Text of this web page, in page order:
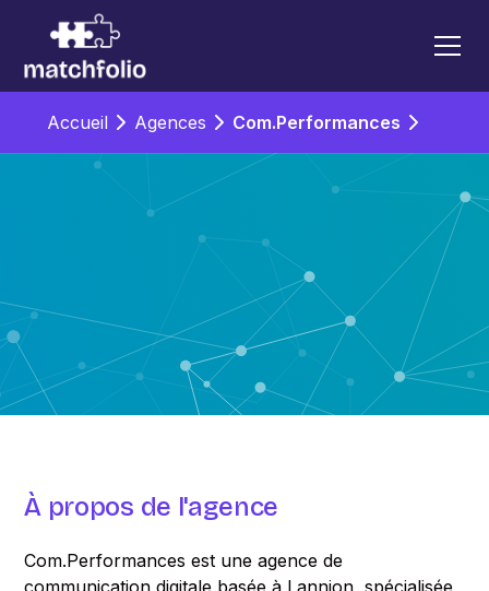
Accueil Agences Com.Performances
À propos de l'agence
Com.Performances est une agence de
communication digitale basée à Lannion, spécialisée